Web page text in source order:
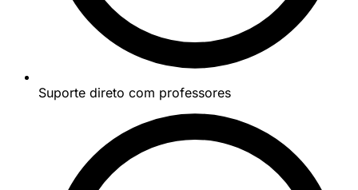
Suporte direto com professores